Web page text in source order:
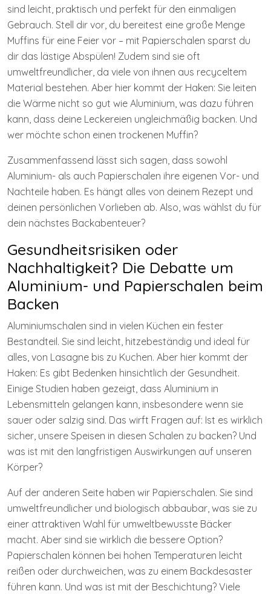
sind leicht, praktisch und perfekt für den einmaligen
Gebrauch. Stell dir vor, du bereitest eine große Menge
Muffins für eine Feier vor – mit Papierschalen sparst du
dir das lästige Abspülen! Zudem sind sie oft
umweltfreundlicher, da viele von ihnen aus recyceltem
Material bestehen. Aber hier kommt der Haken: Sie leiten
die Wärme nicht so gut wie Aluminium, was dazu führen
kann, dass deine Leckereien ungleichmäßig backen. Und
wer möchte schon einen trockenen Muffin?
Zusammenfassend lässt sich sagen, dass sowohl
Aluminium- als auch Papierschalen ihre eigenen Vor- und
Nachteile haben. Es hängt alles von deinem Rezept und
deinen persönlichen Vorlieben ab. Also, was wählst du für
dein nächstes Backabenteuer?
Gesundheitsrisiken oder
Nachhaltigkeit? Die Debatte um
Aluminium- und Papierschalen beim
Backen
Aluminiumschalen sind in vielen Küchen ein fester
Bestandteil. Sie sind leicht, hitzebeständig und ideal für
alles, von Lasagne bis zu Kuchen. Aber hier kommt der
Haken: Es gibt Bedenken hinsichtlich der Gesundheit.
Einige Studien haben gezeigt, dass Aluminium in
Lebensmitteln gelangen kann, insbesondere wenn sie
sauer oder salzig sind. Das wirft Fragen auf: Ist es wirklich
sicher, unsere Speisen in diesen Schalen zu backen? Und
was ist mit den langfristigen Auswirkungen auf unseren
Körper?
Auf der anderen Seite haben wir Papierschalen. Sie sind
umweltfreundlicher und biologisch abbaubar, was sie zu
einer attraktiven Wahl für umweltbewusste Bäcker
macht. Aber sind sie wirklich die bessere Option?
Papierschalen können bei hohen Temperaturen leicht
reißen oder durchweichen, was zu einem Backdesaster
führen kann. Und was ist mit der Beschichtung? Viele